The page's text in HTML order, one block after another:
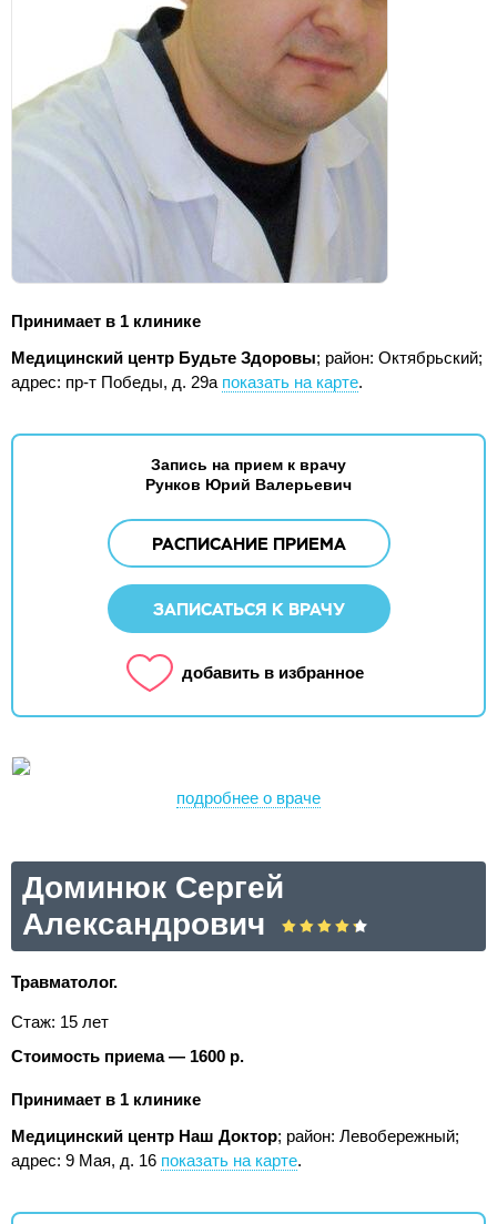
Принимает в 1 клинике
Медицинский центр Будьте Здоровы; район: Октябрьский;
адрес: пр-т Победы, д. 29а показать на карте.
Запись на прием к врачу
Рунков Юрий Валерьевич
РАСПИСАНИЕ ПРИЕМА
ЗАПИСАТЬСЯ К ВРАЧУ
добавить в избранное
подробнее о враче
Доминюк Сергей
Александрович
Травматолог.
Стаж: 15 лет
Стоимость приема — 1600 р.
Принимает в 1 клинике
Медицинский центр Наш Доктор; район: Левобережный;
адрес: 9 Мая, д. 16 показать на карте.